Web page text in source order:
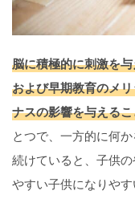
脳に積極的に刺激を
および早期教育のメ
ナスの影響を与える
とつで、一方的に何
続けていると、子供
やすい子供になりや